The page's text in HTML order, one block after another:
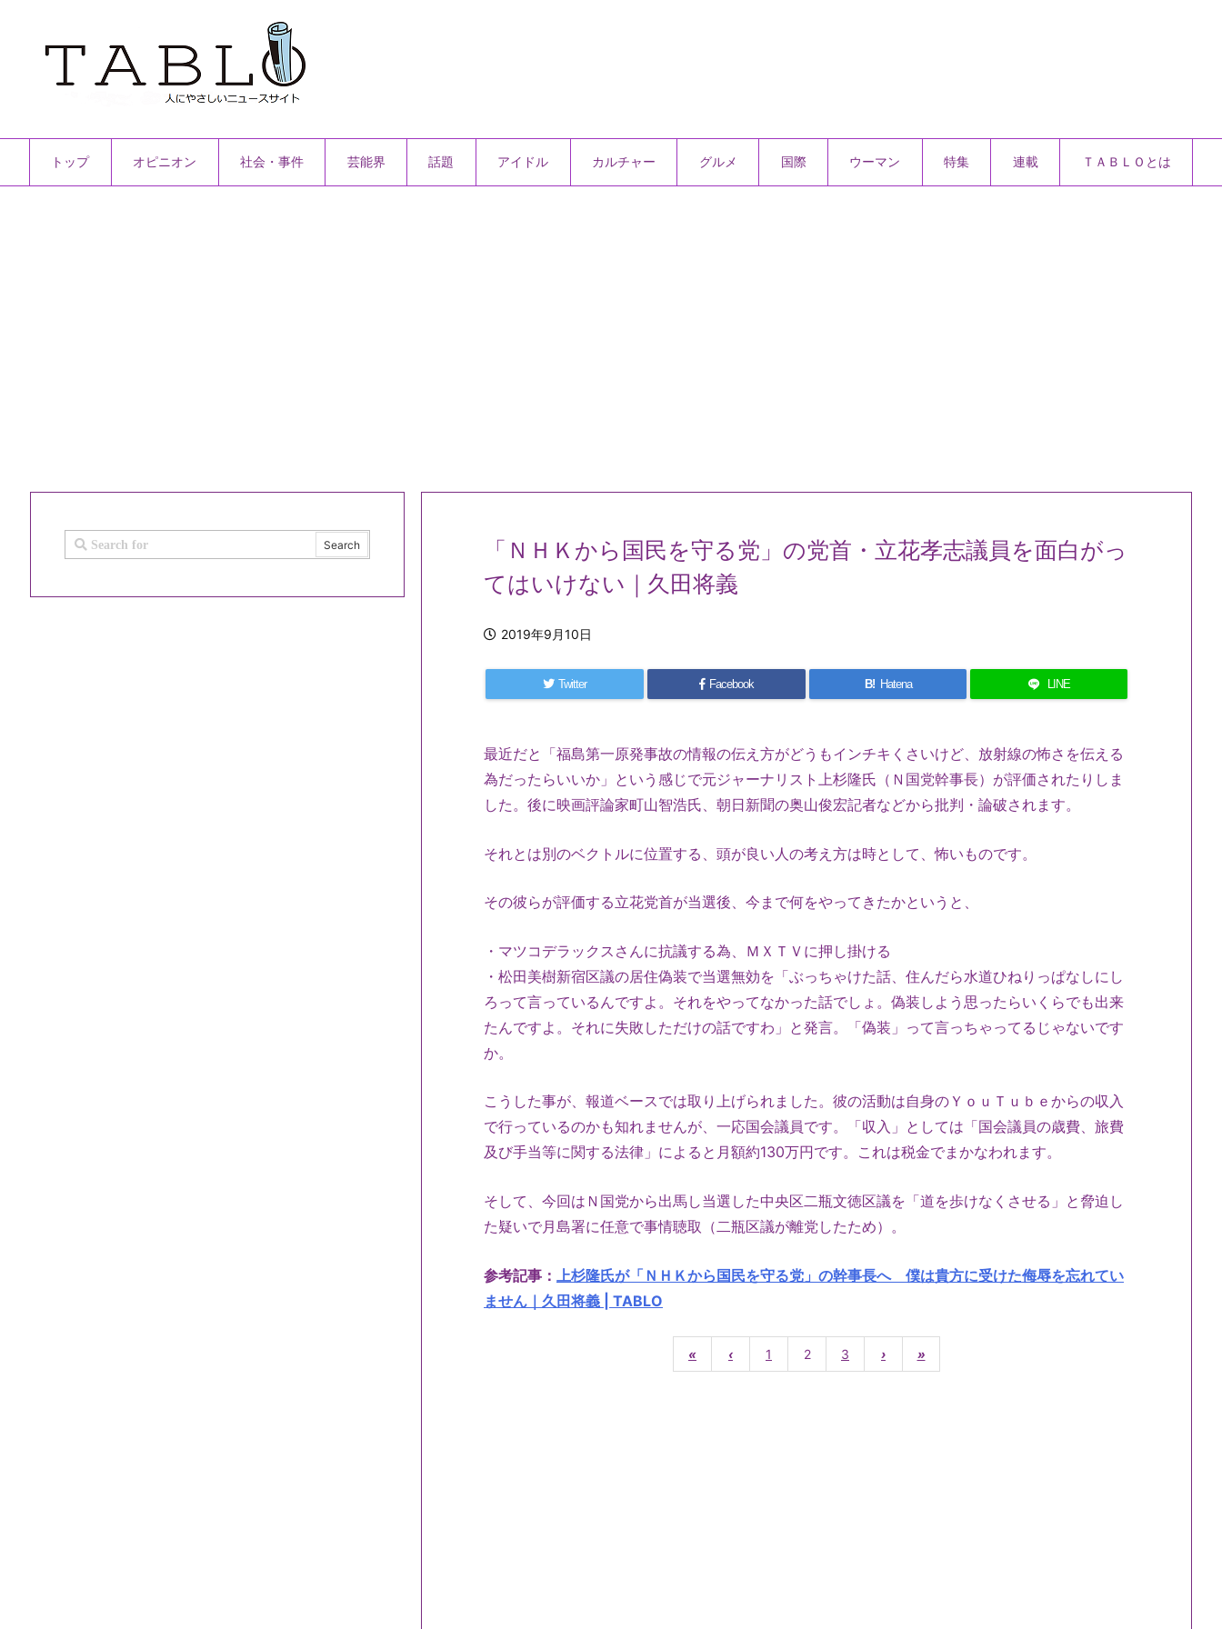
トップ オピニオン 社会・事件 芸能界 話題 アイドル カルチャー グルメ 国際 ウーマン 特集 連載 ＴＡＢＬＯとは
「ＮＨＫから国民を守る党」の党首・立花孝志議員を面白がっ
てはいけない｜久田将義
2019年9月10日
Twitter Facebook B! Hatena LINE
最近だと「福島第一原発事故の情報の伝え方がどうもインチキくさいけど、放射線の怖さを伝える
為だったらいいか」という感じで元ジャーナリスト上杉隆氏（Ｎ国党幹事長）が評価されたりしま
した。後に映画評論家町山智浩氏、朝日新聞の奥山俊宏記者などから批判・論破されます。
それとは別のベクトルに位置する、頭が良い人の考え方は時として、怖いものです。
その彼らが評価する立花党首が当選後、今まで何をやってきたかというと、
・マツコデラックスさんに抗議する為、ＭＸＴＶに押し掛ける
・松田美樹新宿区議の居住偽装で当選無効を「ぶっちゃけた話、住んだら水道ひねりっぱなしにし
ろって言っているんですよ。それをやってなかった話でしょ。偽装しよう思ったらいくらでも出来
たんですよ。それに失敗しただけの話ですわ」と発言。「偽装」って言っちゃってるじゃないです
か。
こうした事が、報道ベースでは取り上げられました。彼の活動は自身のＹｏｕＴｕｂｅからの収入
で行っているのかも知れませんが、一応国会議員です。「収入」としては「国会議員の歳費、旅費
及び手当等に関する法律」によると月額約130万円です。これは税金でまかなわれます。
そして、今回はＮ国党から出馬し当選した中央区二瓶文徳区議を「道を歩けなくさせる」と脅迫し
た疑いで月島署に任意で事情聴取（二瓶区議が離党したため）。
参考記事：
上杉隆氏が「ＮＨＫから国民を守る党」の幹事長へ 僕は貴方に受けた侮辱を忘れてい
ません｜久田将義 | TABLO
« ‹ 1 2 3 › »